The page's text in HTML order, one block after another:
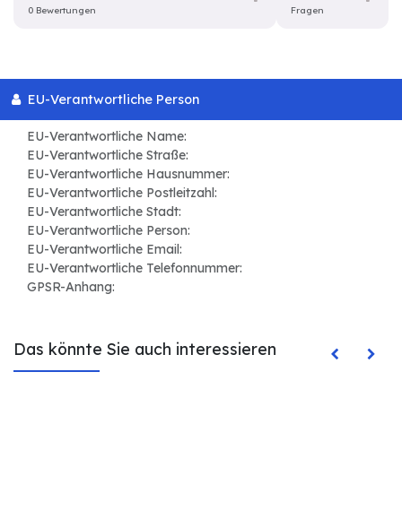
0 Bewertungen Fragen
EU-Verantwortliche Person
EU-Verantwortliche Name:
EU-Verantwortliche Straße:
EU-Verantwortliche Hausnummer:
EU-Verantwortliche Postleitzahl:
EU-Verantwortliche Stadt:
EU-Verantwortliche Person:
EU-Verantwortliche Email:
EU-Verantwortliche Telefonnummer:
GPSR-Anhang:
Das könnte Sie auch interessieren